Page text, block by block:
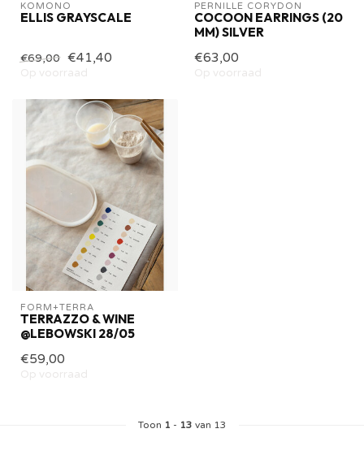
KOMONO
ELLIS GRAYSCALE
€69,00 €41,40
Op voorraad
PERNILLE CORYDON
COCOON EARRINGS (20
MM) SILVER
€63,00
Op voorraad
FORM+TERRA
TERRAZZO & WINE
@LEBOWSKI 28/05
€59,00
Op voorraad
Toon 1 - 13 van 13